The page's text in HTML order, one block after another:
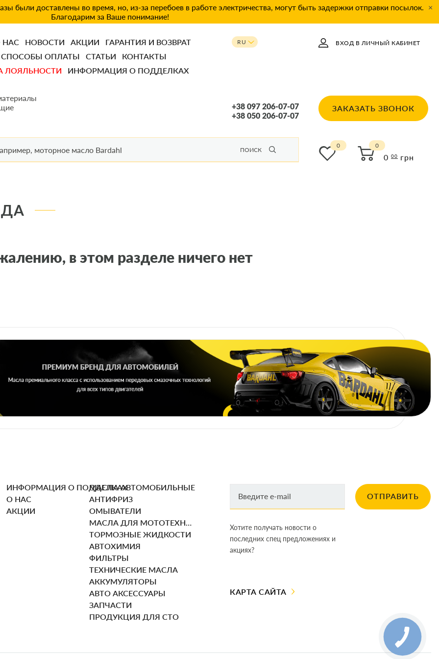
были доставлены во время, но, из-за перебоев в работе электричества, могут быть задержки отправки посылок.
Благодарим за Ваше понимание!
×
НАС НОВОСТИ АКЦИИ
ГАРАНТИЯ И ВОЗВРАТ
СПОСОБЫ ОПЛАТЫ
СТАТЬИ
КОНТАКТЫ
ЛОЯЛЬНОСТИ
ИНФОРМАЦИЯ О ПОДДЕЛКАХ
RU
+38 097 206-07-07
+38 050 206-07-07
ПОИСК
ВХОД В ЛИЧНЫЙ КАБИНЕТ
ЗАКАЗАТЬ ЗВОНОК
0
0 00 грн
в этом разделе ничего нет
ИНФОРМАЦИЯ О ПОДДЕЛКАХ
О НАС
АКЦИИ
МАСЛА АВТОМОБИЛЬНЫЕ
АНТИФРИЗ
ОМЫВАТЕЛИ
МАСЛА ДЛЯ МОТОТЕХНИКИ
ТОРМОЗНЫЕ ЖИДКОСТИ
АВТОХИМИЯ
ФИЛЬТРЫ
ТЕХНИЧЕСКИЕ МАСЛА
АККУМУЛЯТОРЫ
АВТО АКСЕССУАРЫ
ЗАПЧАСТИ
ПРОДУКЦИЯ ДЛЯ СТО
ОТПРАВИТЬ
Хотите получать новости о
последних спец предложениях и
акциях?
КАРТА САЙТА